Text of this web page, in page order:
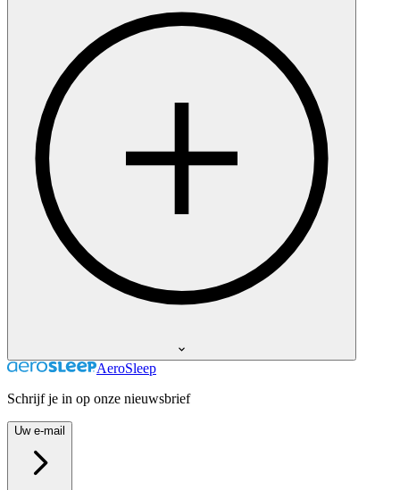
AeroSleep
Schrijf je in op onze nieuwsbrief
Uw e-mail